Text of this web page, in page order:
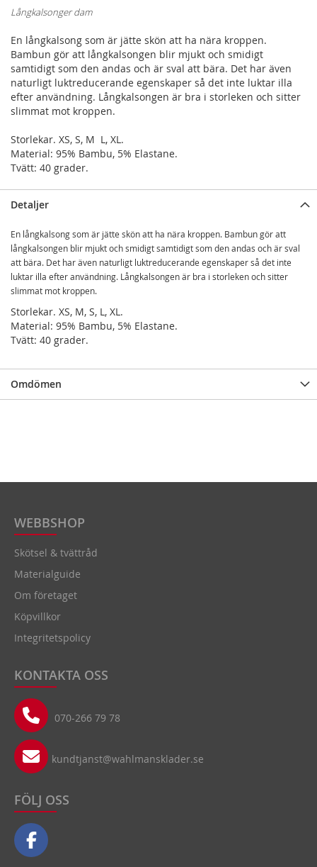
Långkalsonger dam
En långkalsong som är jätte skön att ha nära kroppen.
Bambun gör att långkalsongen blir mjukt och smidigt
samtidigt som den andas och är sval att bära. Det har även
naturligt luktreducerande egenskaper så det inte luktar illa
efter användning. Långkalsongen är bra i storleken och sitter
slimmat mot kroppen.
Storlekar. XS, S, M L, XL.
Material: 95% Bambu, 5% Elastane.
Tvätt: 40 grader.
Detaljer
En långkalsong som är jätte skön att ha nära kroppen. Bambun gör att
långkalsongen blir mjukt och smidigt samtidigt som den andas och är sval
att bära. Det har även naturligt luktreducerande egenskaper så det inte
luktar illa efter användning. Långkalsongen är bra i storleken och sitter
slimmat mot kroppen.
Storlekar. XS, M, S, L, XL.
Material: 95% Bambu, 5% Elastane.
Tvätt: 40 grader.
Omdömen
WEBBSHOP
Skötsel & tvättråd
Materialguide
Om företaget
Köpvillkor
Integritetspolicy
KONTAKTA OSS
070-266 79 78
kundtjanst@wahlmansklader.se
FÖLJ OSS